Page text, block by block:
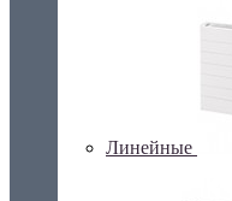
Линейные